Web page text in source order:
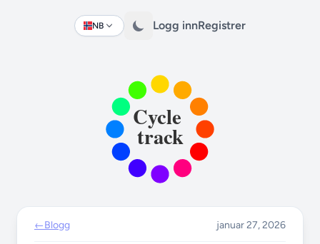
NB
Change language Logg innRegistrer
←Blogg januar 27, 2026